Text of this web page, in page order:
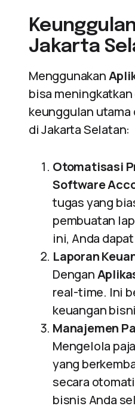
Jakarta
Menggunakan
bisa
keunggulan
di Jakarta Selatan:
Otomatisasi
Software
tugas yang
pembuatan
ini, Anda
Laporan
Dengan
real-time. Ini
keuangan
Manajemen
Mengelola
yang
secara
bisnis Anda